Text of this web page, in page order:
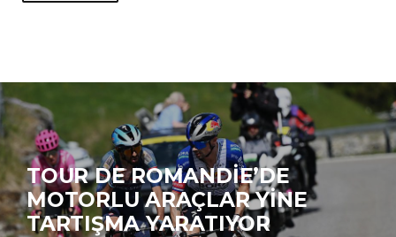
TOUR DE ROMANDIE’DE
MOTORLU ARAÇLAR YINE
TARTIŞMA YARATIYOR